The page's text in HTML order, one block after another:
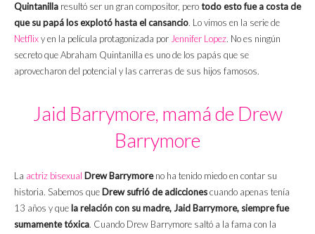
Quintanilla resultó ser un gran compositor, perotodo esto fue a costa de
que su papá los explotó hasta el cansancio. Lo vimos en la serie de
Netflixy en la película protagonizada por Jennifer Lopez. No es ningún
secreto que Abraham Quintanilla es uno de los papás que se
aprovecharon del potencial y las carreras de sus hijos famosos.
Jaid Barrymore, mamá de Drew
Barrymore
La actriz bisexual Drew Barrymoreno ha tenido miedo en contar su
historia. Sabemos que Drew sufrió de adiccionescuando apenas tenía
13 años y que la relación con su madre, Jaid Barrymore, siempre fue
sumamente tóxica. Cuando Drew Barrymore saltó a la fama con la